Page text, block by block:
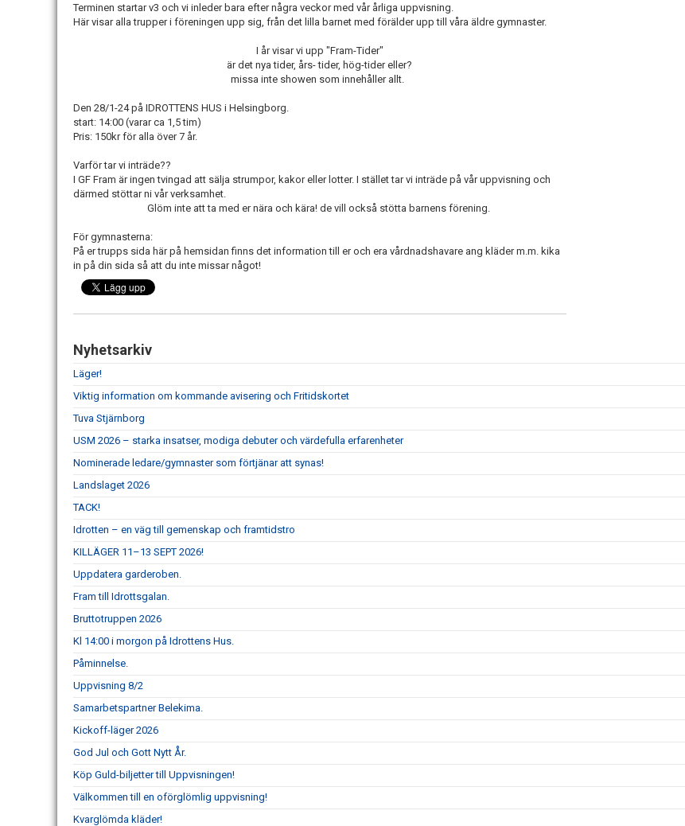
Terminen startar v3 och vi inleder bara efter några veckor med vår årliga uppvisning.
Här visar alla trupper i föreningen upp sig, från det lilla barnet med förälder upp till våra äldre gymnaster.
I år visar vi upp "Fram-Tider"
är det nya tider, års- tider, hög-tider eller?
missa inte showen som innehåller allt.
Den 28/1-24 på IDROTTENS HUS i Helsingborg.
start: 14:00 (varar ca 1,5 tim)
Pris: 150kr för alla över 7 år.
Varför tar vi inträde??
I GF Fram är ingen tvingad att sälja strumpor, kakor eller lotter. I stället tar vi inträde på vår uppvisning och
därmed stöttar ni vår verksamhet.
Glöm inte att ta med er nära och kära! de vill också stötta barnens förening.
För gymnasterna:
På er trupps sida här på hemsidan finns det information till er och era vårdnadshavare ang kläder m.m. kika
in på din sida så att du inte missar något!
Nyhetsarkiv
Läger!
Viktig information om kommande avisering och Fritidskortet
Tuva Stjärnborg
USM 2026 – starka insatser, modiga debuter och värdefulla erfarenheter
Nominerade ledare/gymnaster som förtjänar att synas!
Landslaget 2026
TACK!
Idrotten – en väg till gemenskap och framtidstro
KILLÄGER 11–13 SEPT 2026!
Uppdatera garderoben.
Fram till Idrottsgalan.
Bruttotruppen 2026
Kl 14:00 i morgon på Idrottens Hus.
Påminnelse.
Uppvisning 8/2
Samarbetspartner Belekima.
Kickoff-läger 2026
God Jul och Gott Nytt År.
Köp Guld-biljetter till Uppvisningen!
Välkommen till en oförglömlig uppvisning!
Kvarglömda kläder!